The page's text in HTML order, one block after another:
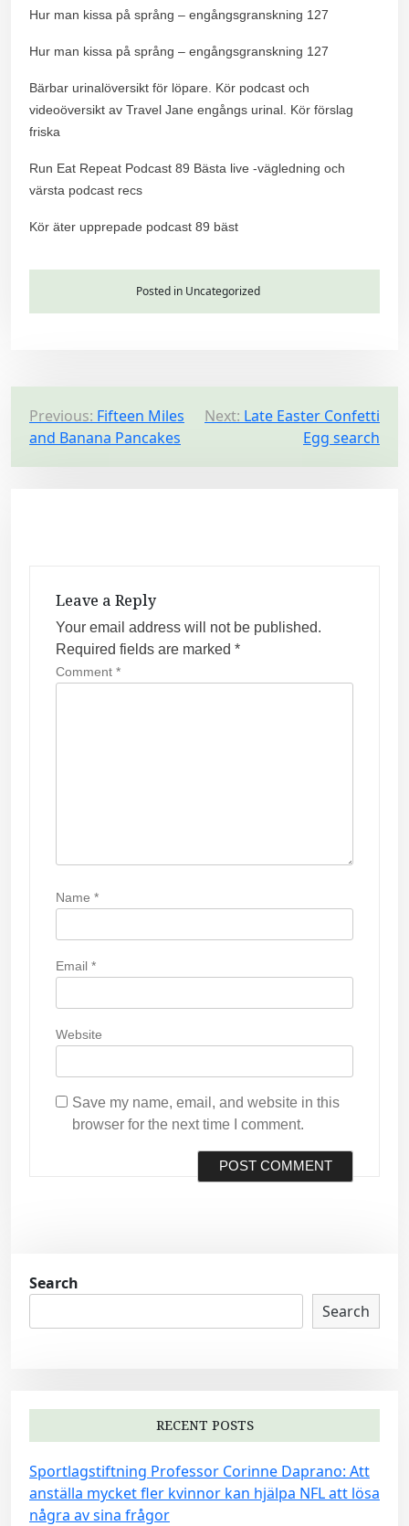
Hur man kissa på språng – engångsgranskning 127
Hur man kissa på språng – engångsgranskning 127
Bärbar urinalöversikt för löpare. Kör podcast och
videoöversikt av Travel Jane engångs urinal. Kör förslag
friska
Run Eat Repeat Podcast 89 Bästa live -vägledning och
värsta podcast recs
Kör äter upprepade podcast 89 bäst
Posted in Uncategorized
P
o
s
Previous: Fifteen Miles
and Banana Pancakes
Next: Late Easter Confetti
Egg search
Leave a Reply
Your email address will not be published.
Required fields are marked *
Comment *
Name *
Email *
Website
Save my name, email, and website in this
browser for the next time I comment.
Search
Search
RECENT POSTS
Sportlagstiftning Professor Corinne Daprano: Att
anställa mycket fler kvinnor kan hjälpa NFL att lösa
några av sina frågor